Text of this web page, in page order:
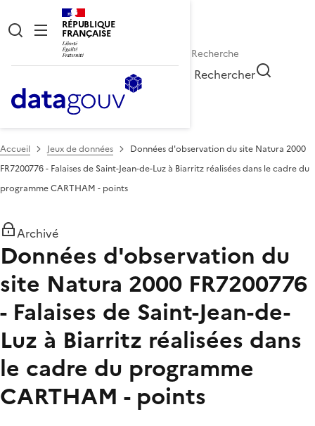
RÉPUBLIQUE
FRANÇAISE
Rechercher
Accueil Jeux de données
Données d'observation du site Natura 2000
FR7200776 - Falaises de Saint-Jean-de-Luz à Biarritz réalisées dans le cadre du
programme CARTHAM - points
Archivé
Données d'observation du
site Natura 2000 FR7200776
- Falaises de Saint-Jean-de-
Luz à Biarritz réalisées dans
le cadre du programme
CARTHAM - points